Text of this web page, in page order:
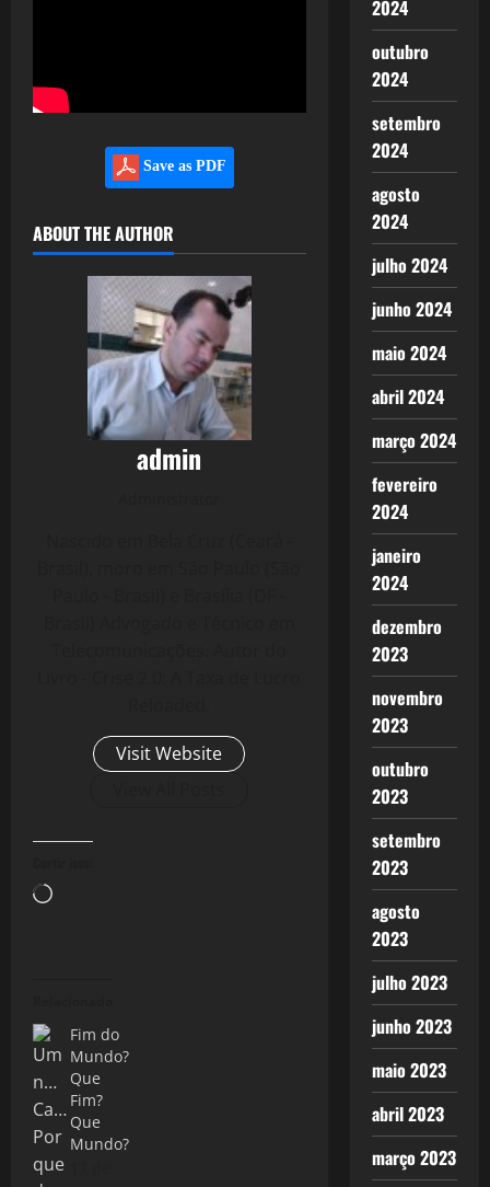
Save as PDF
ABOUT THE AUTHOR
admin
Visit Website
Carregando...
Fim do
Mundo?
Que
Fim?
Que
Mundo?
2024
outubro
2024
setembro
2024
agosto
2024
julho 2024
junho 2024
maio 2024
abril 2024
março 2024
fevereiro
2024
janeiro
2024
dezembro
2023
novembro
2023
outubro
2023
setembro
2023
agosto
2023
julho 2023
junho 2023
maio 2023
abril 2023
março 2023